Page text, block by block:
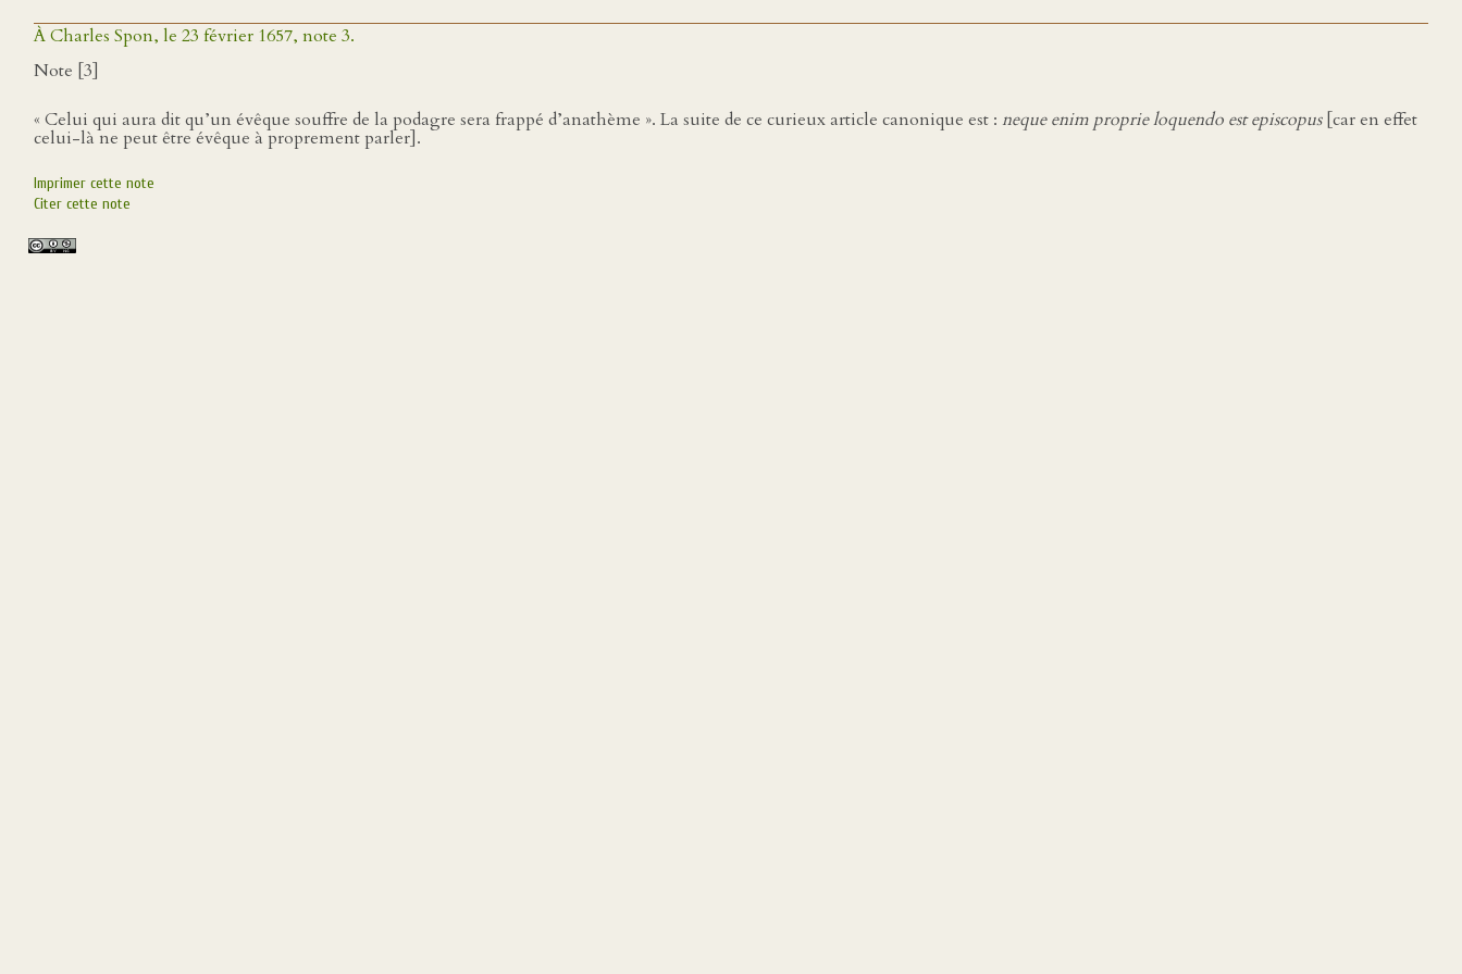
À Charles Spon, le 23 février 1657, note 3.
Note [3]
« Celui qui aura dit qu’un évêque souffre de la podagre sera frappé d’anathème ». La suite de ce curieux article canonique est : neque enim proprie loquendo est episcopus[car en effet
celui-là ne peut être évêque à proprement parler].
Imprimer cette note
Citer cette note